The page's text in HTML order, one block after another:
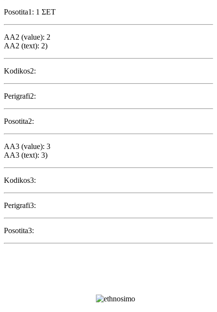
Posotita1: 1 ΣΕΤ
AA2 (value): 2
AA2 (text): 2)
Kodikos2:
Perigrafi2:
Posotita2:
AA3 (value): 3
AA3 (text): 3)
Kodikos3:
Perigrafi3:
Posotita3: